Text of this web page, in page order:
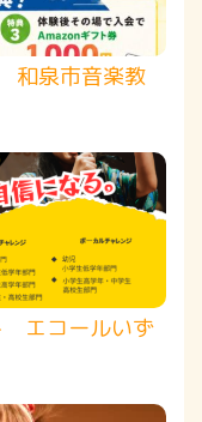
和泉市音楽教
エコールいず